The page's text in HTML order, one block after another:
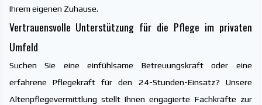
Ihrem eigenen Zuhause.
Vertrauensvolle Unterstützung für die Pflege im privaten
Umfeld
Suchen Sie eine einfühlsame Betreuungskraft oder eine
erfahrene Pflegekraft für den 24-Stunden-Einsatz? Unsere
Altenpflegevermittlung stellt Ihnen engagierte Fachkräfte zur